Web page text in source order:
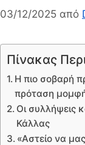
03/12/2025 από
Πίνακας
Η πιο σοβαρή
πρόταση
Οι συλλήψεις
Κάλλας
«Αστείο να